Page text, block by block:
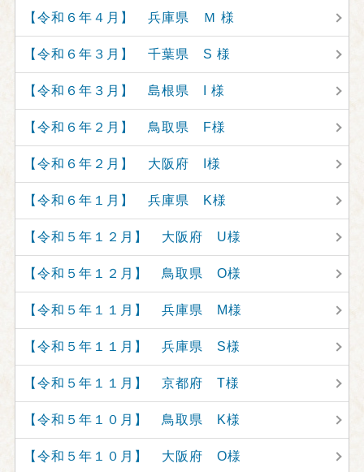
【令和６年４月】 兵庫県 Ｍ 様
【令和６年３月】 千葉県 S 様
【令和６年３月】 島根県 I 様
【令和６年２月】 鳥取県 F様
【令和６年２月】 大阪府 I様
【令和６年１月】 兵庫県 K様
【令和５年１２月】 大阪府 U様
【令和５年１２月】 鳥取県 O様
【令和５年１１月】 兵庫県 M様
【令和５年１１月】 兵庫県 S様
【令和５年１１月】 京都府 T様
【令和５年１０月】 鳥取県 K様
【令和５年１０月】 大阪府 O様